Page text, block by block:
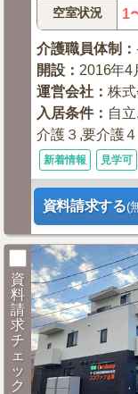
空室状況 1
介護職員体制 ：
開設 ： 2016年4
運営会社 ：株
入居条件： 自
介護３,要介護
新着情報 見学可
資料請求する(
資
料
請
求
チ
ェ
ッ
ク